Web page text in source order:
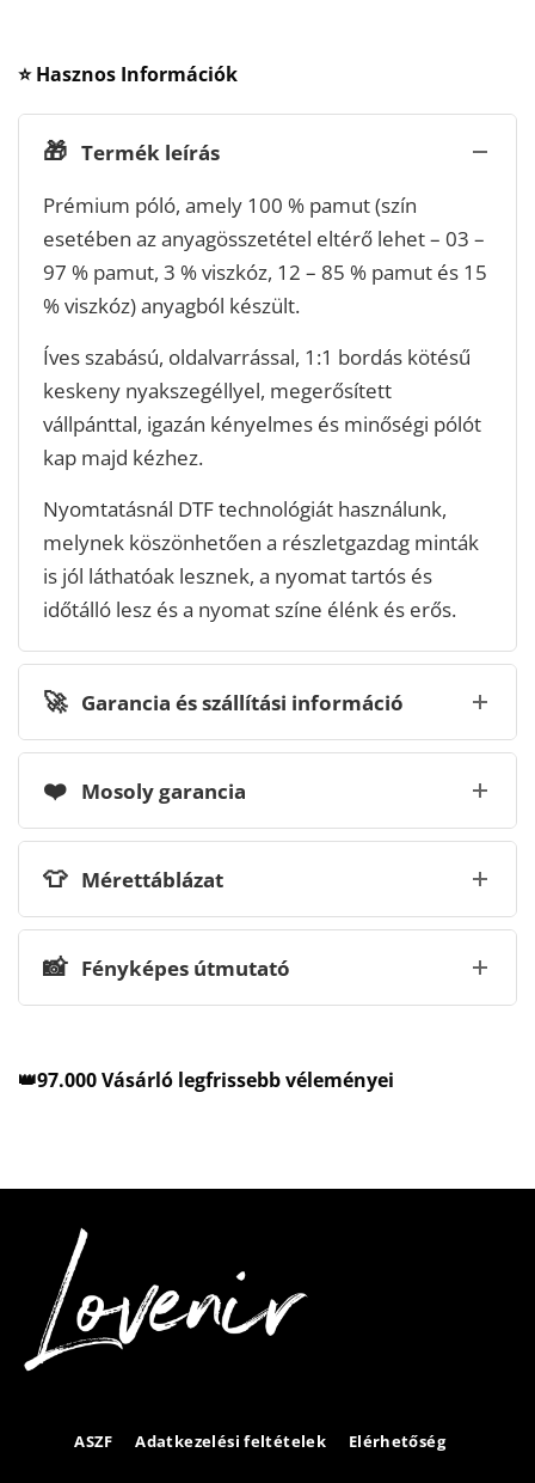
⭐ Hasznos Információk
🎁 Termék leírás
Prémium póló, amely 100 % pamut (szín
esetében az anyagösszetétel eltérő lehet – 03 –
97 % pamut, 3 % viszkóz, 12 – 85 % pamut és 15
% viszkóz) anyagból készült.
Íves szabású, oldalvarrással, 1:1 bordás kötésű
keskeny nyakszegéllyel, megerősített
vállpánttal, igazán kényelmes és minőségi pólót
kap majd kézhez.
Nyomtatásnál DTF technológiát használunk,
melynek köszönhetően a részletgazdag minták
is jól láthatóak lesznek, a nyomat tartós és
időtálló lesz és a nyomat színe élénk és erős.
🚀 Garancia és szállítási információ
❤️ Mosoly garancia
👕 Mérettáblázat
📸 Fényképes útmutató
👑97.000 Vásárló legfrissebb véleményei
ASZF Adatkezelési feltételek Elérhetőség